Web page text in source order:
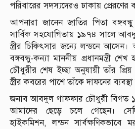
পরিবারের সদস্যদেরও ঢাকায় প্রেরণের
আপনারা জানেন জাতির পিতা
সার্বিক সহযোগিতায় ১৯৭৪ সালে
স্ত্রীর চিকিৎসার জন্যে লন্ডনে
বঙ্গবন্ধু-কন্যা মাননীয় প্রধানমন্ত্রী
চৌধুরীর শেষ ইচ্ছা অনুযায়ী তাঁর প্রিয়
স্ত্রীর কবরের পাশে তাঁকে দাফনের
জনাব আবদুল গাফফার চৌধুরী বিগত
আমাদের ছেড়ে চলে গেছেন।
হাইকমিশন, লন্ডন সার্বক্ষণিকভাবে